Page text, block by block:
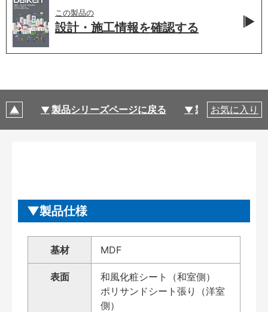
この製品の
設計・施工情報を確認する
製品シリーズページに戻る 製品仕様
お気に入り
製品仕様
基材 MDF
表面
和風化粧シート（和室側）
ポリサンドシート張り（洋室
側）